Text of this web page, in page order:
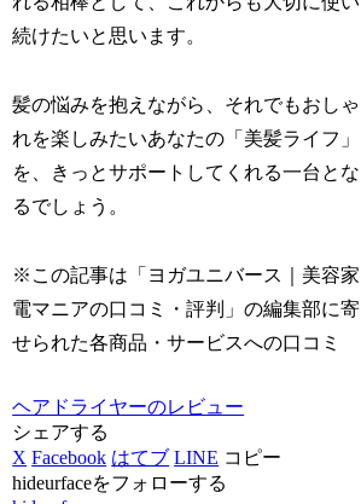
続けたいと思います。
髪の悩みを抱えながら、それでもおしゃ
れを楽しみたいあなたの「美髪ライフ」
を、きっとサポートしてくれる一台とな
るでしょう。
※この記事は「ヨガユニバース｜美容家
電マニアの口コミ・評判」の編集部に寄
せられた各商品・サービスへの口コミ
ヘアドライヤーのレビュー
シェアする
X Facebook はてブ LINE コピー
hideurfaceをフォローする